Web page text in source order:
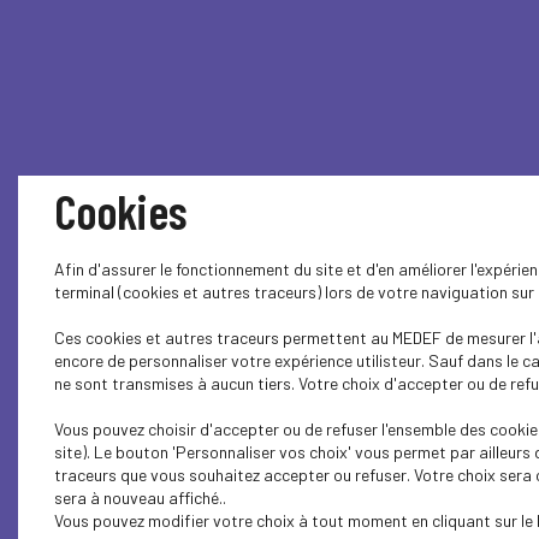
Cookies
Afin d'assurer le fonctionnement du site et d'en améliorer
terminal (cookies et autres traceurs) lors de votre naviguation sur
Ces cookies et autres traceurs permettent au MEDEF de
encore de personnaliser votre expérience utilisteur. Sauf dans le
ne sont transmises à aucun tiers. Votre choix d'accepter ou de
Vous pouvez choisir d'accepter ou de refuser l'ensemble des
site). Le bouton 'Personnaliser vos choix' vous permet par
traceurs que vous souhaitez accepter ou refuser. Votre choix
sera à nouveau affiché..
Vous pouvez modifier votre choix à tout moment en cliquant sur le